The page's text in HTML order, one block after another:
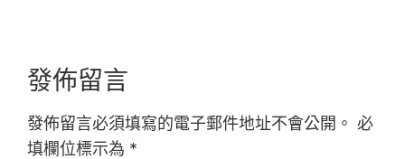
發佈留言
發佈留言必須填寫的電子郵件地址不會公開。 必
填欄位標示為 *